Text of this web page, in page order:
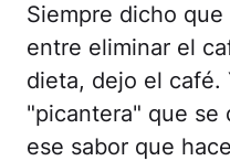
Siempre dicho
entre eliminar el
dieta, dejo el café.
"picantera" que se
ese sabor que